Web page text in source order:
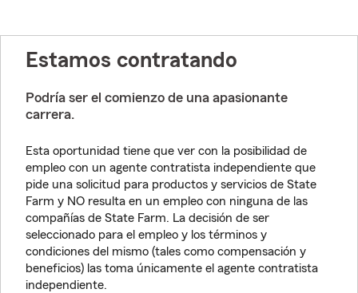
Estamos contratando
Podría ser el comienzo de una apasionante
carrera.
Esta oportunidad tiene que ver con la posibilidad de
empleo con un agente contratista independiente que
pide una solicitud para productos y servicios de State
Farm y NO resulta en un empleo con ninguna de las
compañías de State Farm. La decisión de ser
seleccionado para el empleo y los términos y
condiciones del mismo (tales como compensación y
beneficios) las toma únicamente el agente contratista
independiente.